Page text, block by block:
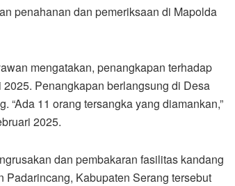
penahanan dan pemeriksaan di Mapolda
mengatakan, penangkapan terhadap
Penangkapan berlangsung di Desa
11 orang tersangka yang diamankan,”
2025.
dan pembakaran fasilitas kandang
Kabupaten Serang tersebut